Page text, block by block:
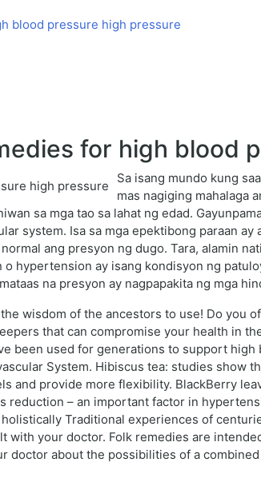
blood pressure high pressure
for high blood
Sa isang mundo kung
mas nagiging mahalaga
sa mga tao sa lahat ng edad.
system. Isa sa mga epektibong paraan
ang presyon ng dugo. Tara, alamin
hypertension ay isang kondisyon ng
na presyon ay nagpapakita ng mga
wisdom of the ancestors to use! Do you
that can compromise your health in
been used for generations to support
System. Hibiscus tea: studies show
and provide more flexibility. BlackBerry
reduction – an important factor in
Traditional experiences of
with your doctor. Folk remedies are
doctor about the possibilities of a